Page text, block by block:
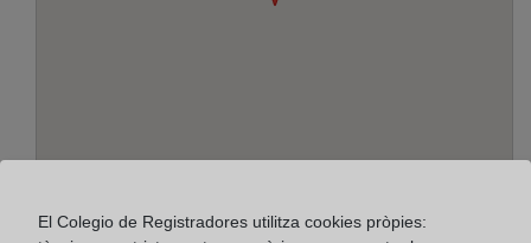
El Colegio de Registradores utilitza cookies pròpies: